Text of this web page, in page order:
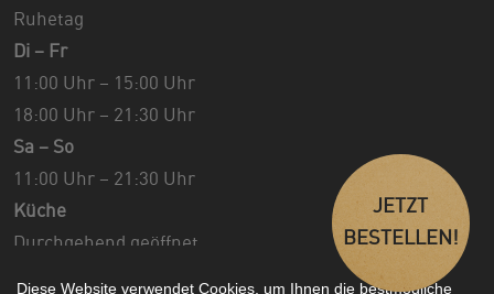
Diese Website verwendet Cookies, um Ihnen die bestmögliche
JETZT
BESTELLEN!
Ruhetag
Di – Fr
11:00 Uhr – 15:00 Uhr
18:00 Uhr – 21:30 Uhr
Sa – So
11:00 Uhr – 21:30 Uhr
Küche
Durchgehend geöffnet